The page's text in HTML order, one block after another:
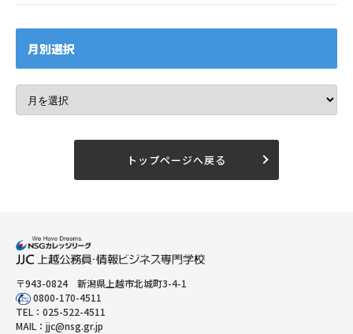
月別選択
トップページへ戻る
〒943-0824 新潟県上越市北城町3-4-1
0800-170-4511
TEL： 025-522-4511
MAIL： jjc@nsg.gr.jp